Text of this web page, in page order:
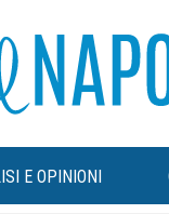
E OPINIONI